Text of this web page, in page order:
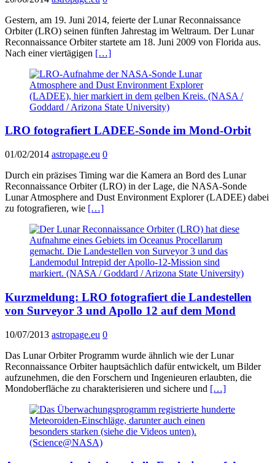
Gestern, am 19. Juni 2014, feierte der Lunar Reconnaissance
Orbiter (LRO) seinen fünften Jahrestag im Weltraum. Der Lunar
Reconnaissance Orbiter startete am 18. Juni 2009 von Florida aus.
Nach einer viertägigen […]
LRO fotografiert LADEE-Sonde im Mond-Orbit
01/02/2014 astropage.eu 0
Durch ein präzises Timing war die Kamera an Bord des Lunar
Reconnaissance Orbiter (LRO) in der Lage, die NASA-Sonde
Lunar Atmosphere and Dust Environment Explorer (LADEE) dabei
zu fotografieren, wie […]
Kurzmeldung: LRO fotografiert die Landestellen
von Surveyor 3 und Apollo 12 auf dem Mond
10/07/2013 astropage.eu 0
Das Lunar Orbiter Programm wurde ähnlich wie der Lunar
Reconnaissance Orbiter hauptsächlich dafür entwickelt, um Bilder
aufzunehmen, die den Forschern und Ingenieuren erlaubten, die
Mondoberfläche zu charakterisieren und sichere und […]